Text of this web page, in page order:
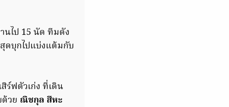
นไป 15 นัด ทีมดัง
ดบุกไปแบ่งแต้มกับ
ร์ฟตัวเก่ง ที่เดิน
วย ณิชกุล สีหะ